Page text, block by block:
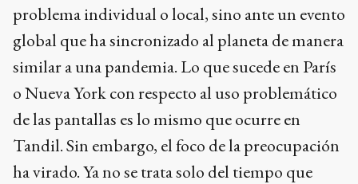
problema individual o local, sino ante un evento
global que ha sincronizado al planeta de manera
similar a una pandemia. Lo que sucede en París
o Nueva York con respecto al uso problemático
de las pantallas es lo mismo que ocurre en
Tandil. Sin embargo, el foco de la preocupación
ha virado. Ya no se trata solo del tiempo que